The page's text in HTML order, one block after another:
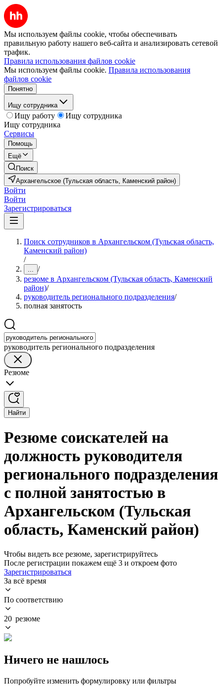
Мы используем файлы cookie, чтобы обеспечивать
правильную работу нашего веб-сайта и анализировать сетевой
трафик.
Правила использования файлов cookie
Мы используем файлы cookie. Правила использования
файлов cookie
Понятно
Ищу сотрудника
Ищу работу
Ищу сотрудника
Ищу сотрудника
Сервисы
Помощь
Ещё
Поиск
Архангельское (Тульская область, Каменский район)
Войти
Войти
Зарегистрироваться
Поиск сотрудников в Архангельском (Тульская область,
Каменский район)
/
... /
резюме в Архангельском (Тульская область, Каменский
район)/
руководитель регионального подразделения/
полная занятость
руководитель регионального подразделения
Резюме
Найти
Резюме соискателей на
должность руководителя
регионального подразделения
с полной занятостью в
Архангельском (Тульская
область, Каменский район)
Чтобы видеть все резюме, зарегистрируйтесь
После регистрации покажем ещё 3 и откроем фото
Зарегистрироваться
За всё время
По соответствию
20 резюме
Ничего не нашлось
Попробуйте изменить формулировку или фильтры